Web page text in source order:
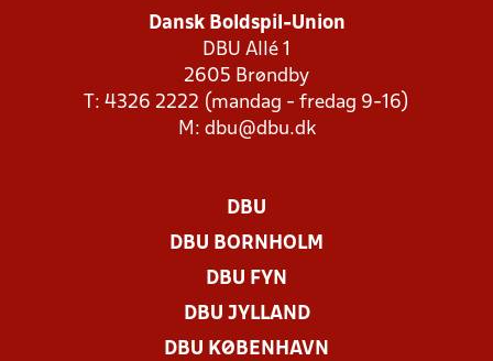
Dansk Boldspil-Union
DBU Allé 1
2605 Brøndby
T: 4326 2222 (mandag - fredag 9-16)
M: dbu@dbu.dk
DBU
DBU BORNHOLM
DBU FYN
DBU JYLLAND
DBU KØBENHAVN